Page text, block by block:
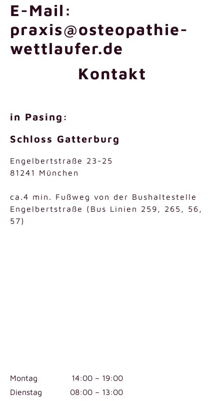
E-Mail:
praxis@osteopathie-
wettlaufer.de
Kontakt
in Pasing:
Schloss Gatterburg
Engelbertstraße 23-25
81241 München
ca.4 min. Fußweg von der Bushaltestelle
Engelbertstraße (Bus Linien 259, 265, 56,
57)
Montag
14:00 – 19:00
Dienstag
08:00 – 13:00